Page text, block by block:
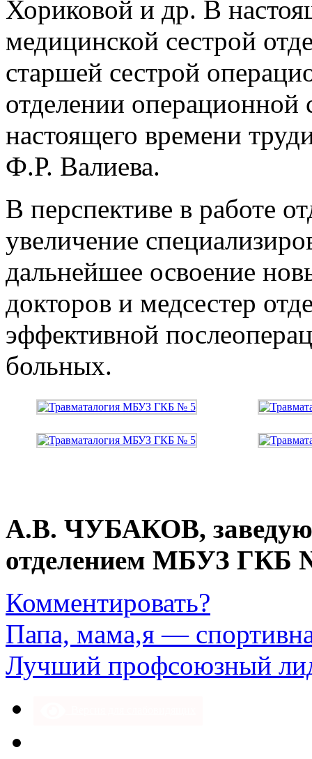
Хориковой и др. В
медицинской сестрой
старшей сестрой
отделении операционной
настоящего времени
Ф.Р. Валиева.
В перспективе в работе
увеличение
дальнейшее освоение
докторов и медсестер
эффективной
больных.
А.В. ЧУБАКОВ,
отделением МБУЗ ГКБ
Комментировать?
Папа, мама,я —
Лучший профсоюзный